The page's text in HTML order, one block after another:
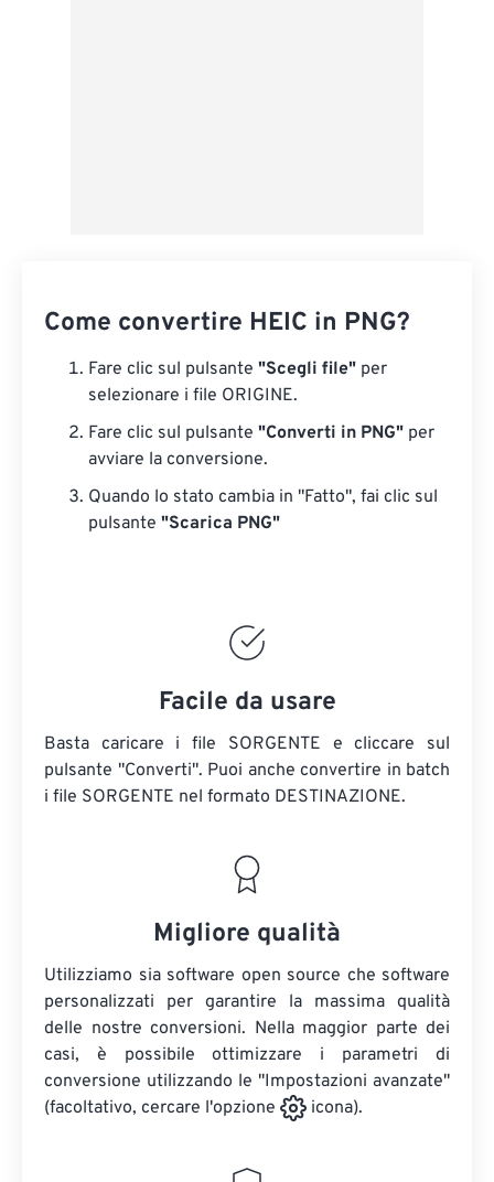
Come convertire HEIC in PNG?
Fare clic sul pulsante "Scegli file" per
selezionare i file ORIGINE.
Fare clic sul pulsante "Converti in PNG" per
avviare la conversione.
Quando lo stato cambia in "Fatto", fai clic sul
pulsante "Scarica PNG"
Facile da usare
Basta caricare i file SORGENTE e cliccare sul
pulsante "Converti". Puoi anche convertire in batch
i file SORGENTE nel formato DESTINAZIONE.
Migliore qualità
Utilizziamo sia software open source che software
personalizzati per garantire la massima qualità
delle nostre conversioni. Nella maggior parte dei
casi, è possibile ottimizzare i parametri di
conversione utilizzando le "Impostazioni avanzate"
(facoltativo, cercare l'opzione
icona).